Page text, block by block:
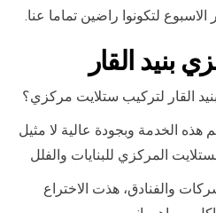
بنيد القار
القار لتركيب ستلايت مركزي؟
هذه الخدمة وبجودة عالية لا مثيل
المركزي للبنايات والفلل
والفنادق، هذت الاختراع